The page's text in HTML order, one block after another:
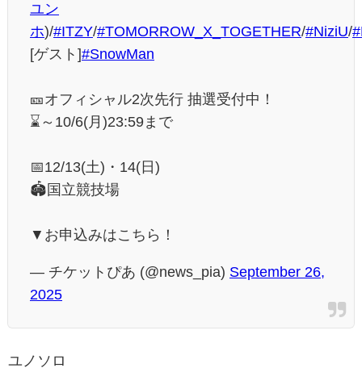
ユン
ホ)/#ITZY/#TOMORROW_X_TOGETHER/#NiziU/
[ゲスト]#SnowMan
🎫オフィシャル2次先行 抽選受付中！
⌛～10/6(月)23:59まで
📅12/13(土)・14(日)
🏟国立競技場
▼お申込みはこちら！
— チケットぴあ (@news_pia) September 26,
2025
ユノソロ